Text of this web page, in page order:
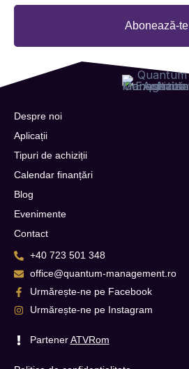
Abonează-te
Despre noi
Aplicații
Tipuri de achiziții
Calendar finanțări
Blog
Evenimente
Contact
+40 723 501 348
office@quantum-management.ro
Urmărește-ne pe Facebook
Urmărește-ne pe Instagram
PartenerATVRom